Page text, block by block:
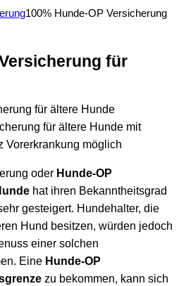
100% Hunde-OP Versicherung
für
für ältere Hunde mit
Vorerkrankung möglich
oder Hunde-OP
hat ihren Bekanntheitsgrad
gesteigert. Hundehalter, die
Hund besitzen, würden jedoch
einer solchen
Eine Hunde-OP
zu bekommen, kann sich